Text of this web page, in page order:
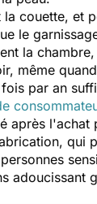
la couette, et
le
la
même
par an
après l'achat
qui
adoucissant